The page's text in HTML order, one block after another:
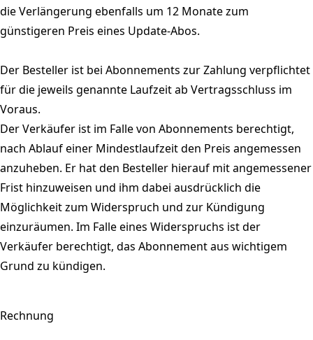
die Verlängerung ebenfalls um 12 Monate zum
günstigeren Preis eines Update-Abos.
Der Besteller ist bei Abonnements zur Zahlung verpflichtet
für die jeweils genannte Laufzeit ab Vertragsschluss im
Voraus.
Der Verkäufer ist im Falle von Abonnements berechtigt,
nach Ablauf einer Mindestlaufzeit den Preis angemessen
anzuheben. Er hat den Besteller hierauf mit angemessener
Frist hinzuweisen und ihm dabei ausdrücklich die
Möglichkeit zum Widerspruch und zur Kündigung
einzuräumen. Im Falle eines Widerspruchs ist der
Verkäufer berechtigt, das Abonnement aus wichtigem
Grund zu kündigen.
Rechnung